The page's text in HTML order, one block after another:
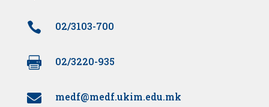
 02/3103-700
 02/3220-935
 medf@medf.ukim.edu.mk